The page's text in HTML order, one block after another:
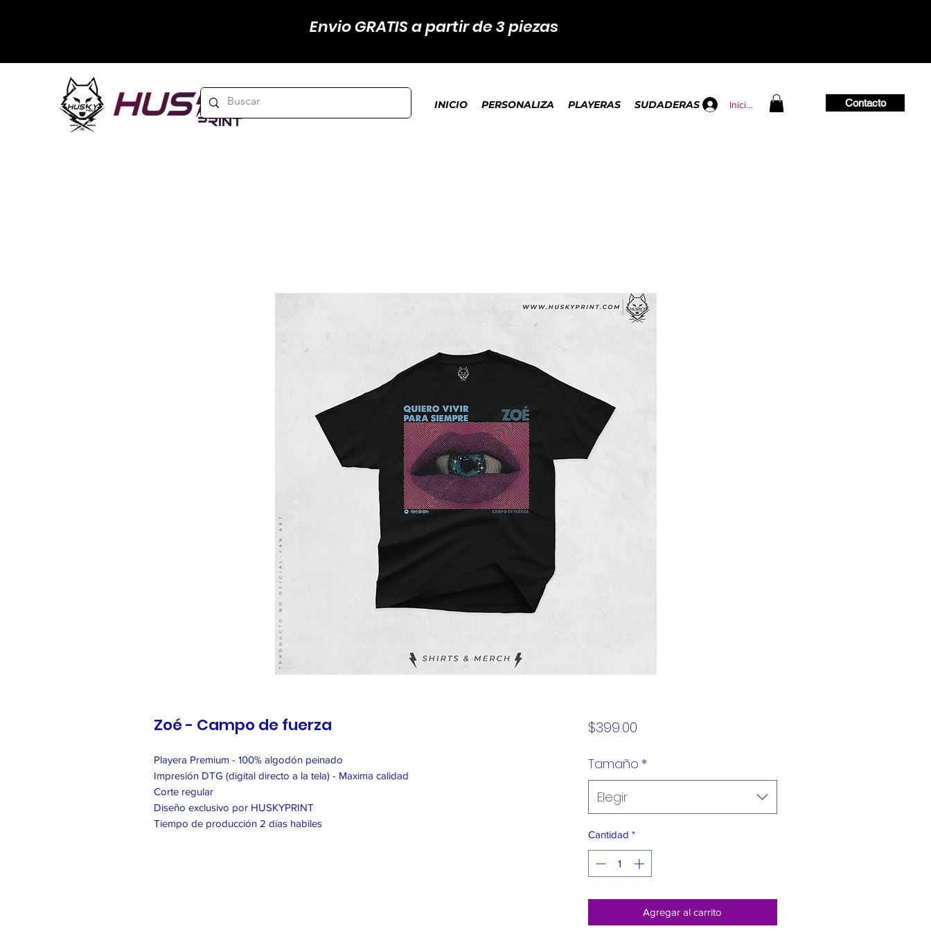
Envio GRATIS a partir de 3 piezas
INICIO PERSONALIZA PLAYERAS SUDADERAS Iniciar sesión Contacto
Zoé - Campo de fuerza
Playera Premium - 100% algodón peinado
Impresión DTG (digital directo a la tela) - Maxima calidad
Corte regular
Diseño exclusivo por HUSKYPRINT
Tiempo de producción 2 días habiles
$399.00Precio
Tamaño *
Elegir
Cantidad *
Agregar al carrito